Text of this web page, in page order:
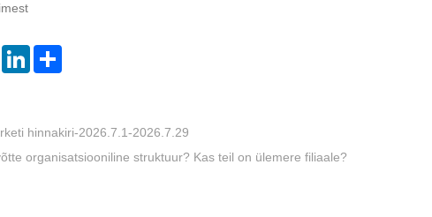
PinterestLinkedIn
hinnakiri-2026.7.1-2026.7.29
organisatsiooniline struktuur? Kas teil on ülemere filiaale?